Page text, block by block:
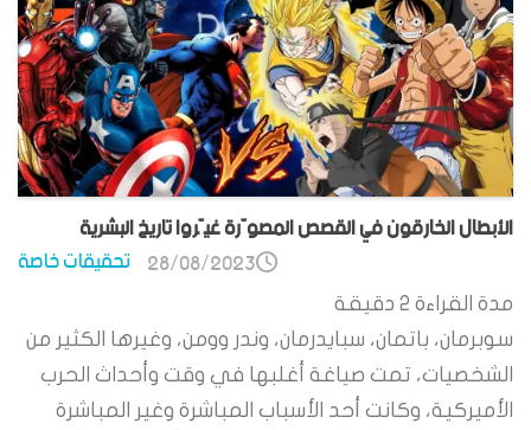
الأبطال الخارقون في القصص المصوّرة غيّروا تاريخ البشرية
تحقيقات خاصة 28/08/2023
مدة القراءة 2 دقيقة
سوبرمان، باتمان، سبايدرمان، وندر وومن، وغيرها الكثير من
الشخصيات، تمت صياغة أغلبها في وقت وأحداث الحرب
الأميركية، وكانت أحد الأسباب المباشرة وغير المباشرة